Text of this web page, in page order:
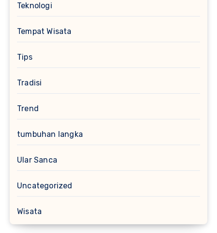
Teknologi
Tempat Wisata
Tips
Tradisi
Trend
tumbuhan langka
Ular Sanca
Uncategorized
Wisata